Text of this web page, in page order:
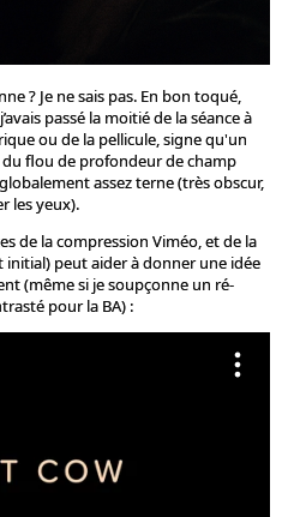
? Je ne sais pas. En bon toqué,
passé la moitié de la séance à
ou de la pellicule, signe qu'un
flou de profondeur de champ
assez terne (très obscur,
les yeux).
de la compression Viméo, et de la
peut aider à donner une idée
(même si je soupçonne un ré-
pour la BA) :